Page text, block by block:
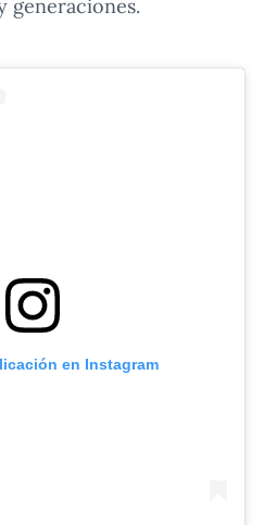
generaciones.
en Instagram